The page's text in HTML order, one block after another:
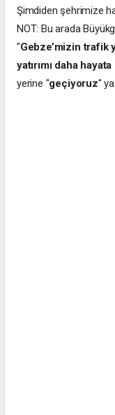
Şimdiden şehrimize
NOT: Bu arada
"Gebze’mizin
yatırımı daha
yerine "geçiyoruz"